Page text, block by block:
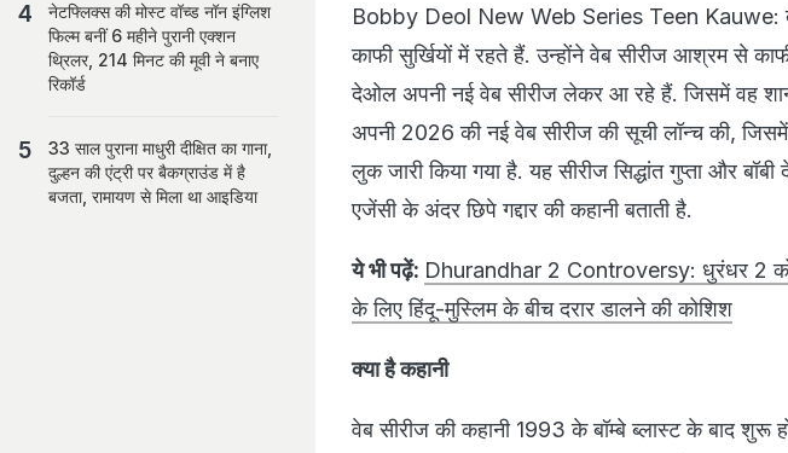
Bobby Deol New Web Series Teen Kauwe:
काफी सुर्खियों में रहते हैं. उन्होंने वेब सीरीज आश्रम से
देओल अपनी नई वेब सीरीज लेकर आ रहे हैं. जिसमें वह
अपनी 2026 की नई वेब सीरीज की सूची लॉन्च की,
लुक जारी किया गया है. यह सीरीज सिद्धांत गुप्ता और
एजेंसी के अंदर छिपे गद्दार की कहानी बताती है.
ये भी पढ़ें: Dhurandhar 2 Controversy: धुरंधर 2
के लिए हिंदू-मुस्लिम के बीच दरार डालने की कोशिश
क्या है कहानी
वेब सीरीज की कहानी 1993 के बॉम्बे ब्लास्ट के बाद
नेटफ्लिक्स की मोस्ट वॉच्ड नॉन इंग्लिश
फिल्म बनीं 6 महीने पुरानी एक्शन
थ्रिलर, 214 मिनट की मूवी ने बनाए
रिकॉर्ड
33 साल पुराना माधुरी दीक्षित का गाना,
दुल्हन की एंट्री पर बैकग्राउंड में है
बजता, रामायण से मिला था आइडिया